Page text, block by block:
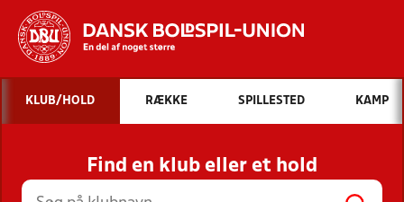
Hvad vil du søge efter?
INDHOLD OG NYHEDER
STILLINGER, RESULTATER, KLUBBER OG
HOLD
KLUB/HOLD RÆKKE SPILLESTED KAMP
Find en klub eller et hold